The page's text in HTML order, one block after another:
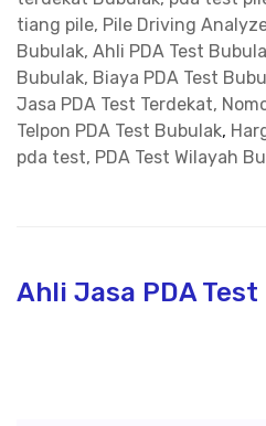
tiang pile, Pile Driving
Bubulak, Ahli PDA Test
Bubulak, Biaya PDA Test
Jasa PDA Test Terdekat,
Telpon PDA Test Bubulak,
pda test, PDA Test Wilayah
Ahli Jasa PDA